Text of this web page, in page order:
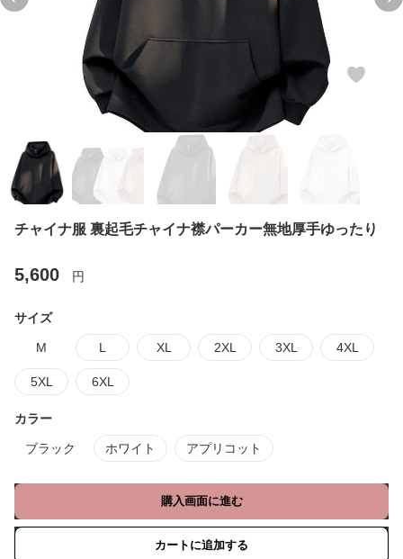
Previous slide
チャイナ服 裏起毛チャイナ襟パーカー無地厚手ゆったり
5,600 円
サイズ
M L XL 2XL 3XL 4XL
5XL 6XL
カラー
ブラック ホワイト アプリコット
購入画面に進む
カートに追加する